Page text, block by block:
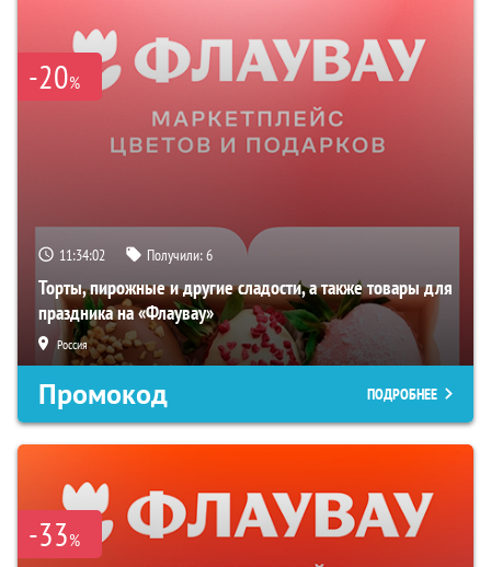
-20%
11:34:00 Получили:6
Торты, пирожные и другие сладости, а также товары для
праздника на «Флаувау»
Россия
Промокод ПОДРОБНЕЕ
-33%